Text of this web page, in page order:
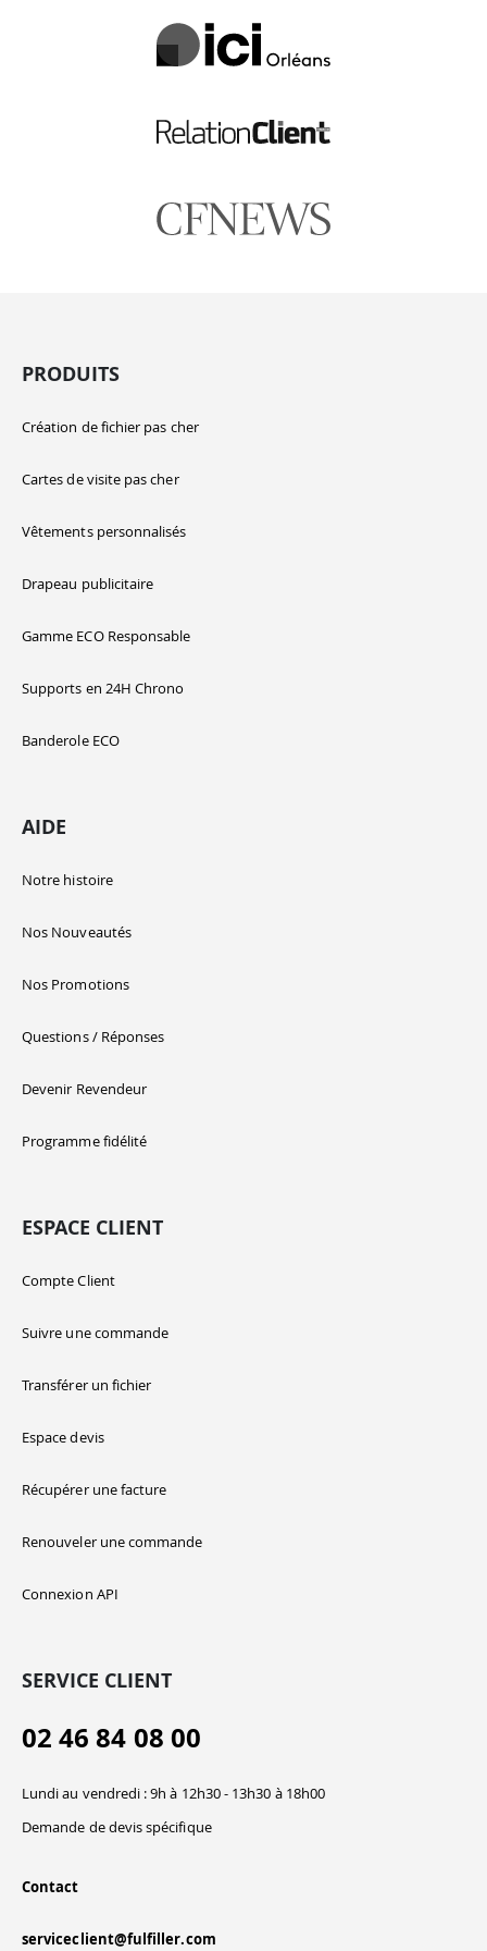
PRODUITS
Création de fichier pas cher
Cartes de visite pas cher
Vêtements personnalisés
Drapeau publicitaire
Gamme ECO Responsable
Supports en 24H Chrono
Banderole ECO
AIDE
Notre histoire
Nos Nouveautés
Nos Promotions
Questions / Réponses
Devenir Revendeur
Programme fidélité
ESPACE CLIENT
Compte Client
Suivre une commande
Transférer un fichier
Espace devis
Récupérer une facture
Renouveler une commande
Connexion API
SERVICE CLIENT
02 46 84 08 00
Lundi au vendredi : 9h à 12h30 - 13h30 à 18h00
Demande de devis spécifique
Contact
serviceclient@fulfiller.com